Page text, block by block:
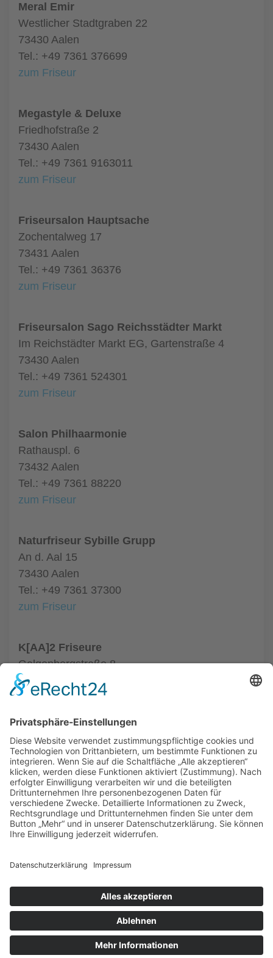
Meral Emir
Westlicher Stadtgraben 22
73430 Aalen
Tel.: +49 7361 376699
zum Friseur
Megastyle & Deluxe
Friedhofstraße 2
73430 Aalen
Tel.: +49 7361 9163011
zum Friseur
Friseursalon Hauptsache
Zochentalweg 17
73431 Aalen
Tel.: +49 7361 36376
zum Friseur
Friseursalon Sago Reichsstädter Markt
Im Reichstädter Markt EG, Gartenstraße 4
73430 Aalen
Tel.: +49 7361 524301
zum Friseur
Salon Philhaarmonie
Rathauspl. 6
73432 Aalen
Tel.: +49 7361 88220
zum Friseur
Naturfriseur Sybille Grupp
An d. Aal 15
73430 Aalen
Tel.: +49 7361 37300
zum Friseur
K[AA]2 Friseure
Galgenbergstraße 8
73431 Aalen
Tel.: +49 7361 9809033
ALLGEMEIN
FRISEURE
FRISEURE
FRISEURE
© Copyright Mein-Friseur.net 2026